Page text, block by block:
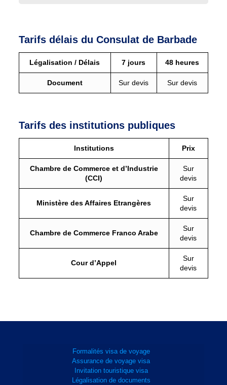
Tarifs délais du Consulat de Barbade
Légalisation / Délais 7 jours 48 heures
Document Sur devis Sur devis
Tarifs des institutions publiques
Institutions Prix
Chambre de Commerce et d’Industrie
(CCI)
Sur
devis
Ministère des Affaires Etrangères
Sur
devis
Chambre de Commerce Franco Arabe
Sur
devis
Cour d’Appel
Sur
devis
Formalités visa de voyage
Assurance de voyage visa
Invitation touristique visa
Légalisation de documents